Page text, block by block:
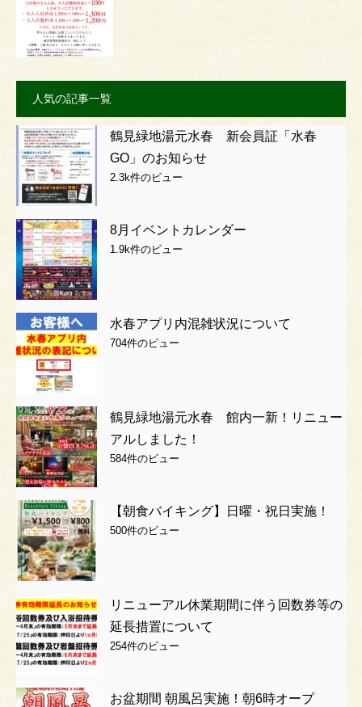
人気の記事一覧
鶴見緑地湯元水春 新会員証「水春
GO」のお知らせ
2.3k件のビュー
8月イベントカレンダー
1.9k件のビュー
水春アプリ内混雑状況について
704件のビュー
鶴見緑地湯元水春 館内一新！リニュー
アルしました！
584件のビュー
【朝食バイキング】日曜・祝日実施！
500件のビュー
リニューアル休業期間に伴う回数券等の
延長措置について
254件のビュー
お盆期間 朝風呂実施！朝6時オープ